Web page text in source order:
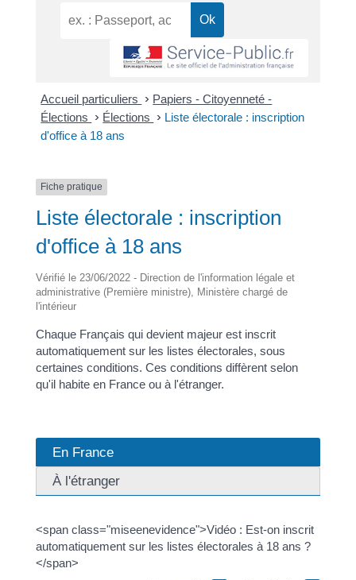
Accueil particuliers > Papiers - Citoyenneté -
Élections > Élections > Liste électorale : inscription
d'office à 18 ans
Fiche pratique
Liste électorale : inscription
d'office à 18 ans
Vérifié le 23/06/2022 - Direction de l'information légale et
administrative (Première ministre), Ministère chargé de
l'intérieur
Chaque Français qui devient majeur est inscrit
automatiquement sur les listes électorales, sous
certaines conditions. Ces conditions diffèrent selon
qu'il habite en France ou à l'étranger.
En France
À l'étranger
<span class="miseenevidence">Vidéo : Est-on inscrit
automatiquement sur les listes électorales à 18 ans ?
</span>